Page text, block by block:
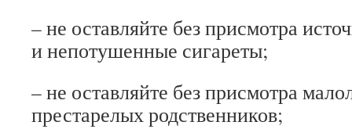
– не оставляйте без присмотра
и непотушенные сигареты;
– не оставляйте без присмотра
престарелых родственников;